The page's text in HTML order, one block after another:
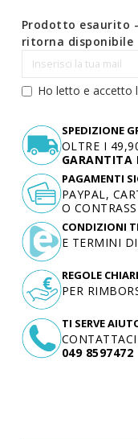
Prodotto esaurito
ritorna disponibile
Ho letto e accetto
SPEDIZIONE
OLTRE I
GARANTITA
TI SERVE
CONTATTACI
049 8597472
PAGAMENTI
PAYPAL,
O
CONDIZIONI
E TERMINI
REGOLE
PER